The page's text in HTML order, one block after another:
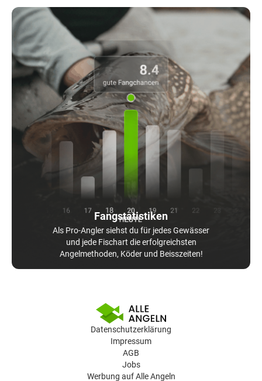
Fangstatistiken
Als Pro-Angler siehst du für jedes Gewässer
und jede Fischart die erfolgreichsten
Angelmethoden, Köder und Beisszeiten!
Datenschutzerklärung
Impressum
AGB
Jobs
Werbung auf Alle Angeln